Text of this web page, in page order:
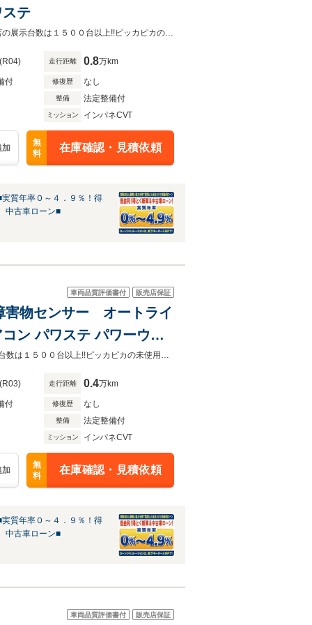
テ
(R04) 走行距離 0.8万km
付 修復歴 なし
整備 法定整備付
ミッション インパネCVT
加
無
料
在庫確認・見積依頼
質年率０～４．９％！得
中古車ローン■
車両品質評価書付 販売店保証
害物センサー オートライ
ン パワステ パワーウイ
(R03) 走行距離 0.4万km
付 修復歴 なし
整備 法定整備付
ミッション インパネCVT
加
無
料
在庫確認・見積依頼
質年率０～４．９％！得
中古車ローン■
車両品質評価書付 販売店保証